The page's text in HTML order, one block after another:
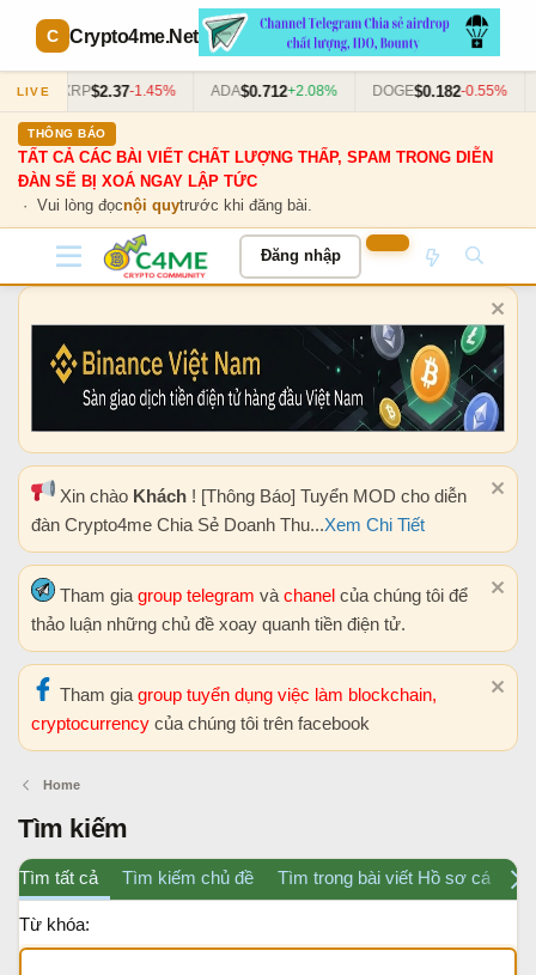
Crypto4me.Net
LIVE XRP$2.37-1.45% ADA$0.712+2.08% DOGE$0.182-0.55%
THÔNG BÁO
TẤT CẢ CÁC BÀI VIẾT CHẤT LƯỢNG THẤP, SPAM TRONG DIỄN
ĐÀN SẼ BỊ XOÁ NGAY LẬP TỨC
· Vui lòng đọcnội quytrước khi đăng bài.
Đăng nhập
Xin chào Khách ! [Thông Báo] Tuyển MOD cho diễn
đàn Crypto4me Chia Sẻ Doanh Thu...Xem Chi Tiết
Tham gia group telegram và chanel của chúng tôi để
thảo luận những chủ đề xoay quanh tiền điện tử.
Tham gia group tuyển dụng việc làm blockchain,
cryptocurrency của chúng tôi trên facebook
Home
Tìm kiếm
Tìm tất cả Tìm kiếm chủ đề Tìm trong bài viết Hồ sơ cá nhân
Từ khóa